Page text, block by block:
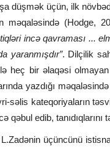
düşmək üçün, ilk
məqaləsində (Hodge,
incə qavraması ...
yaranmışdır”. Dilçilik
heç bir əlaqəsi
yazdığı
səlis kateqoriyaların
qəbul edib, tanıdıqlarını
üçüncünü